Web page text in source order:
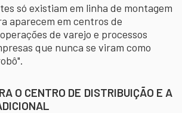
só existiam em linha de montagem
aparecem em centros de
de varejo e processos
que nunca se viram como
O CENTRO DE DISTRIBUIÇÃO E A